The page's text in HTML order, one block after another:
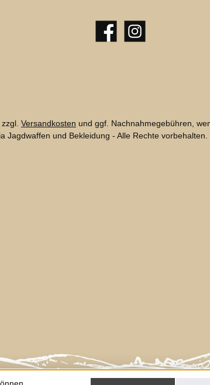
FacebookInstagram
Versandkosten und ggf. Nachnahmegebühren,
Jagdwaffen und Bekleidung - Alle Rechte vorbehalten.